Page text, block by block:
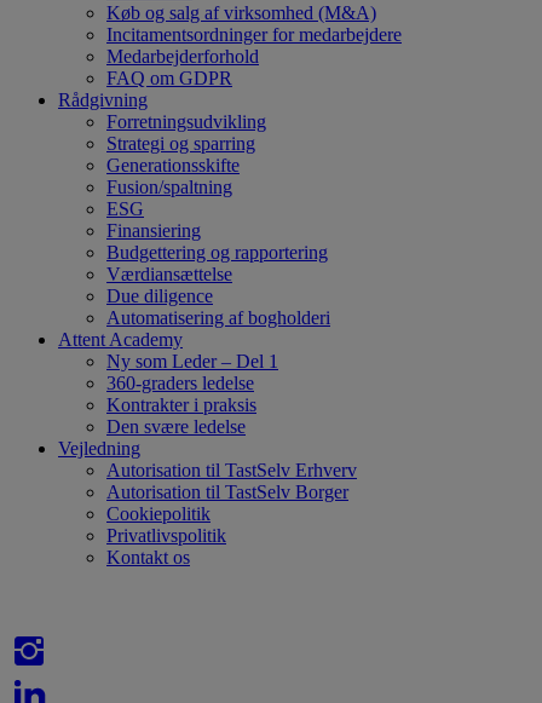
Køb og salg af virksomhed (M&A)
Incitamentsordninger for medarbejdere
Medarbejderforhold
FAQ om GDPR
Rådgivning
Forretningsudvikling
Strategi og sparring
Generationsskifte
Fusion/spaltning
ESG
Finansiering
Budgettering og rapportering
Værdiansættelse
Due diligence
Automatisering af bogholderi
Attent Academy
Ny som Leder – Del 1
360-graders ledelse
Kontrakter i praksis
Den svære ledelse
Vejledning
Autorisation til TastSelv Erhverv
Autorisation til TastSelv Borger
Cookiepolitik
Privatlivspolitik
Kontakt os